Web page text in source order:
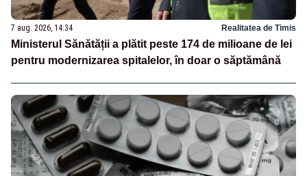
7 aug. 2026, 14:34 Realitatea de Timis
Ministerul Sănătății a plătit peste 174 de milioane de lei
pentru modernizarea spitalelor, în doar o săptămână